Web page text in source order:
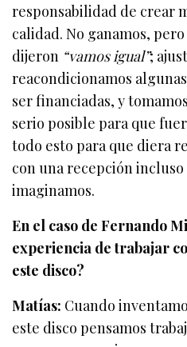
responsabilidad de crear
calidad. No ganamos,
dijeron “vamos igual”;
reacondicionamos
ser financiadas, y
serio posible para que
todo esto para que diera
con una recepción
imaginamos.
En el caso de Fernando
experiencia de trabajar
este disco?
Matías: Cuando
este disco pensamos